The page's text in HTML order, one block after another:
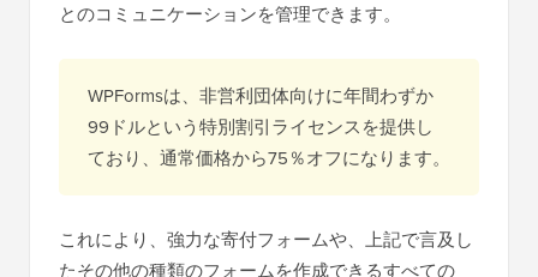
とのコミュニケーションを管理できます。
WPFormsは、非営利団体向けに年間わずか
99ドルという特別割引ライセンスを提供し
ており、通常価格から75％オフになります。
これにより、強力な寄付フォームや、上記で言及し
たその他の種類のフォームを作成できるすべての